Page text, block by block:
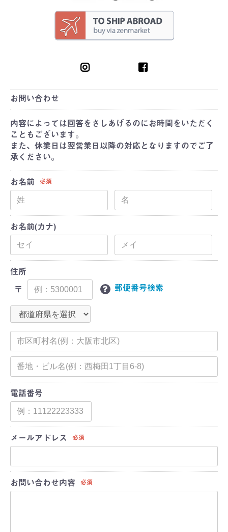
お問い合わせ
内容によっては回答をさしあげるのにお時間をいただく
こともございます。
また、休業日は翌営業日以降の対応となりますのでご了
承ください。
お名前 必須
お名前(カナ)
住所
〒 郵便番号検索
電話番号
メールアドレス 必須
お問い合わせ内容 必須